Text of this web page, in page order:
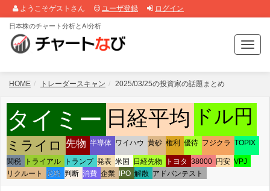
ようこそゲストさん ユーザ登録 ログイン
T
o
g
e
n
v
i
g
日本株のチャート分析とAI分析
HOME トレーダースキャン 2025/03/25の投資家の話題まとめ
タイミー 日経平均 ドル円
ミライロ 先物 半導体 ワイハウ 黄砂 権利 優待 フジクラ TOPIX
関税 トライアル トランプ 発表 米国 日経先物 トヨタ 38000 円安 VPJ
リクルート
花粉 判断 消費 企業 IPO 解散 アドバンテスト